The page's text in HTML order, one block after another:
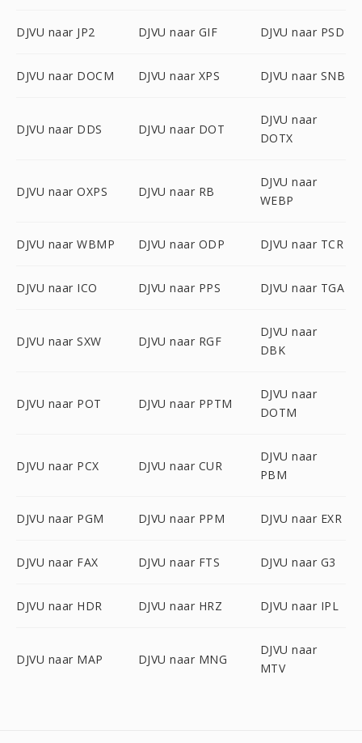
DJVU naar JP2 DJVU naar GIF DJVU naar PSD
DJVU naar DOCM DJVU naar XPS DJVU naar SNB
DJVU naar DDS DJVU naar DOT
DJVU naar
DOTX
DJVU naar OXPS DJVU naar RB
DJVU naar
WEBP
DJVU naar WBMP DJVU naar ODP DJVU naar TCR
DJVU naar ICO DJVU naar PPS DJVU naar TGA
DJVU naar SXW DJVU naar RGF
DJVU naar
DBK
DJVU naar POT DJVU naar PPTM
DJVU naar
DOTM
DJVU naar PCX DJVU naar CUR
DJVU naar
PBM
DJVU naar PGM DJVU naar PPM DJVU naar EXR
DJVU naar FAX DJVU naar FTS DJVU naar G3
DJVU naar HDR DJVU naar HRZ DJVU naar IPL
DJVU naar MAP DJVU naar MNG
DJVU naar
MTV